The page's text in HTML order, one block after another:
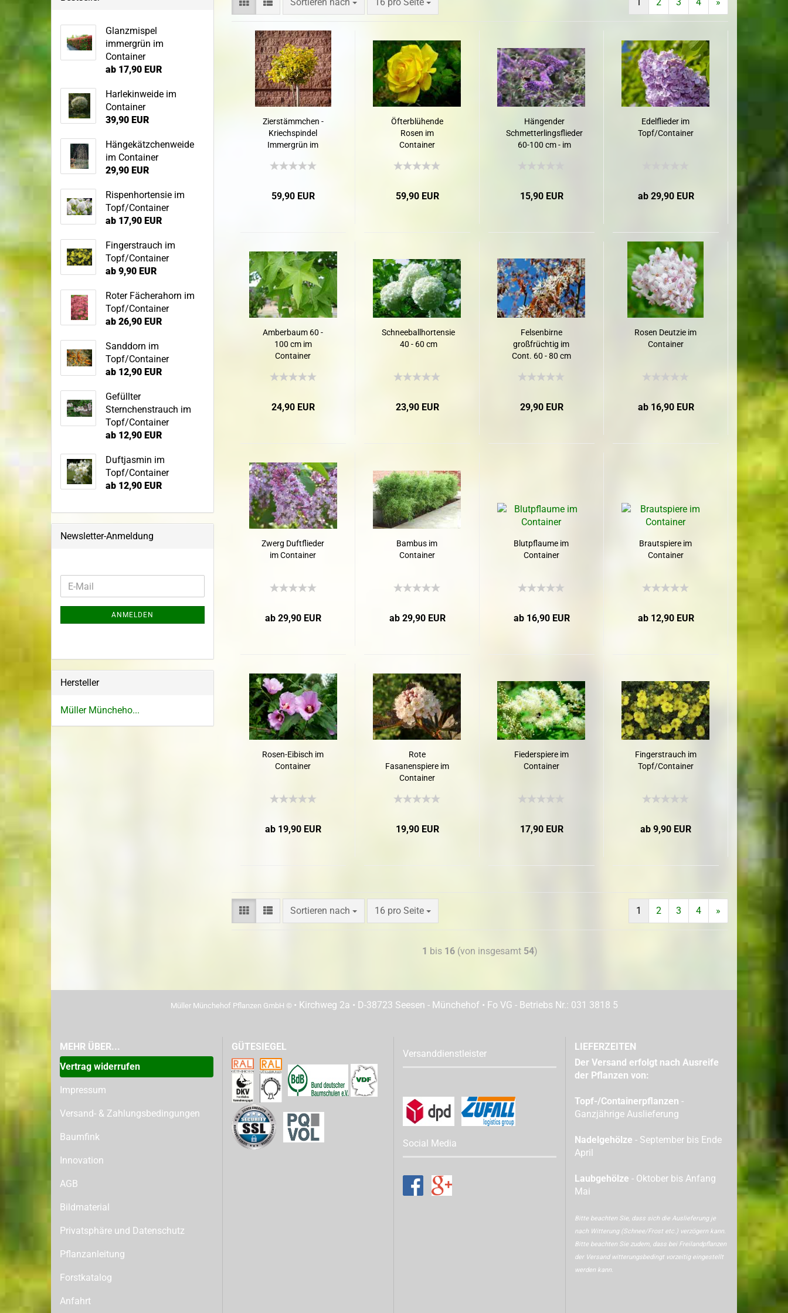
Sandbirke
Topf-/Containerpflanzen
Wildgehölze
Wurzelware Wildgehölze
Bodendecker im Topfballen
Topf-/Containerpflanzen
Rosen
Bodendeckerrosen
Wildrosen
Topf-Containerpflanzen
Exoten
Kleincontainerpflanzen
Exoten
Zierstämmchen -
Kriechspindel
Immergrün im
59,90 EUR
Öfterblühende
Rosen im
Container
59,90 EUR
Hängender
Schmetterlingsflieder
60-100 cm - im
15,90 EUR
Edelflieder im
Topf/Container
ab 29,90 EUR
Amberbaum 60 -
100 cm im
Container
24,90 EUR
Schneeballhortensie
40 - 60 cm
23,90 EUR
Felsenbirne
großfrüchtig im
Cont. 60 - 80 cm
29,90 EUR
Rosen Deutzie im
Container
ab 16,90 EUR
Zwerg Duftflieder
im Container
ab 29,90 EUR
Bambus im
Container
ab 29,90 EUR
Blutpflaume im
Container
ab 16,90 EUR
Brautspiere im
Container
ab 12,90 EUR
Rosen-Eibisch im
Container
ab 19,90 EUR
Rote
Fasanenspiere im
Container
19,90 EUR
Fiederspiere im
Container
17,90 EUR
Fingerstrauch im
Topf/Container
ab 9,90 EUR
Sortieren nach 16 pro Seite 1 2 3 4 »
1 bis 16(von insgesamt 54)
Glanzmispel
immergrün im
Container
ab 17,90 EUR
Harlekinweide im
Container
39,90 EUR
Hängekätzchenweide
im Container
29,90 EUR
Rispenhortensie im
Topf/Container
ab 17,90 EUR
Fingerstrauch im
Topf/Container
ab 9,90 EUR
Roter Fächerahorn im
Topf/Container
ab 26,90 EUR
Sanddorn im
Topf/Container
ab 12,90 EUR
Gefüllter
Sternchenstrauch im
Topf/Container
ab 12,90 EUR
Duftjasmin im
Topf/Container
ab 12,90 EUR
Newsletter-Anmeldung
ANMELDEN
Hersteller
Müller Müncheho...
Müller Münchehof Pflanzen GmbH © • Kirchweg 2a • D-38723 Seesen - Münchehof • Fo VG - Betriebs Nr.: 031 3818 5
MEHR ÜBER...
Vertrag widerrufen
Impressum
Versand- & Zahlungsbedingungen
Baumfink
Innovation
AGB
Bildmaterial
Privatsphäre und Datenschutz
Pflanzanleitung
Forstkatalog
Anfahrt
GÜTESIEGEL
Versanddienstleister
Social Media
LIEFERZEITEN
Der Versand erfolgt nach Ausreife
der Pflanzen von:
Topf-/Containerpflanzen -
Ganzjährige Auslieferung
Nadelgehölze - September bis Ende
April
Laubgehölze - Oktober bis Anfang
Mai
Bitte beachten Sie, dass sich die Auslieferung je
nach Witterung (Schnee/Frost etc.) verzögern kann.
Bitte beachten Sie zudem, dass bei Freilandpflanzen
der Versand witterungsbedingt vorzeitig eingestellt
werden kann.